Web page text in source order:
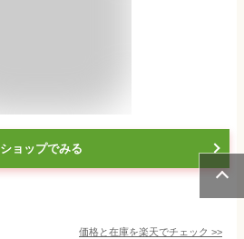
ショップでみる
価格と在庫を楽天でチェック >>